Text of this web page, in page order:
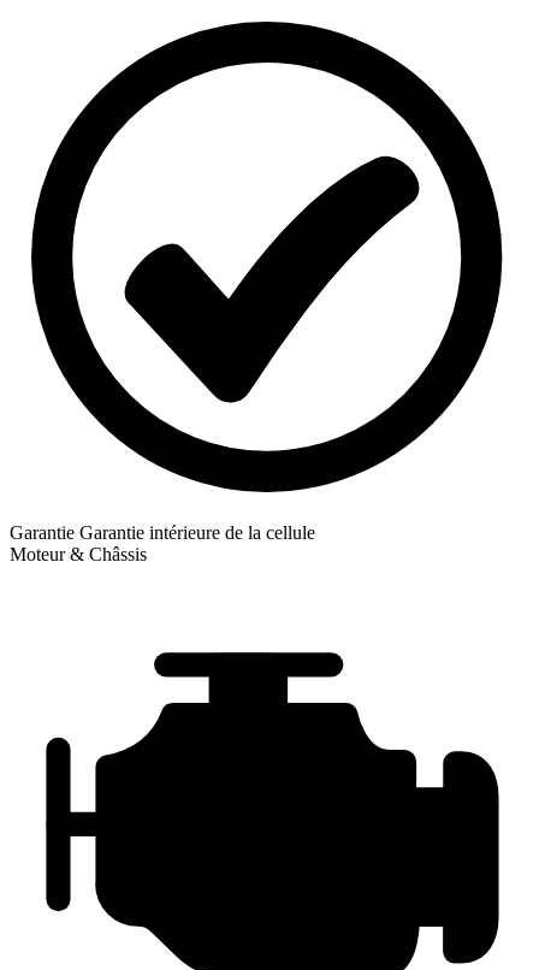
Garantie Garantie intérieure de la cellule
Moteur & Châssis